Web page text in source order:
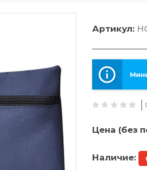
Артикул:
Цена (без
Наличие: